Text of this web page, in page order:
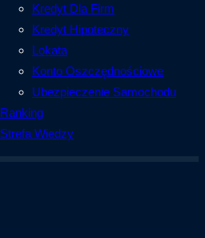
Kredyt Dla Firm
Kredyt Hipoteczny
Lokata
Konto Oszczędnościowe
Ubezpieczenie Samochodu
Ranking
Strefa Wiedzy